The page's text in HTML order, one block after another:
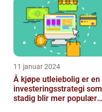
11 januar 2024
Å kjøpe utleiebolig er en
investeringsstrategi som
stadig blir mer populær